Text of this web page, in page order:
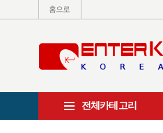
홈으로
전체카테고리